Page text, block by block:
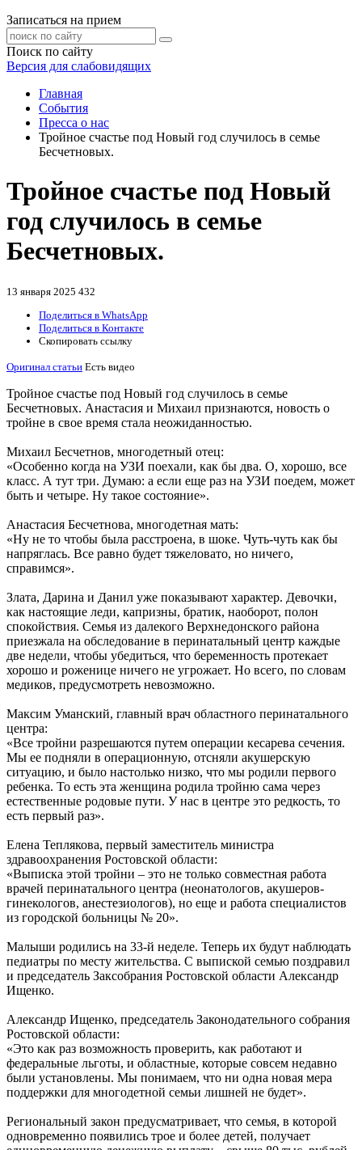
Записаться на прием
Поиск по сайту
Версия для слабовидящих
Главная
События
Пресса о нас
Тройное счастье под Новый год случилось в семье
Бесчетновых.
Тройное счастье под Новый
год случилось в семье
Бесчетновых.
13 января 2025 432
Поделиться в WhatsApp
Поделиться в Контакте
Скопировать ссылку
Оригинал статьи Есть видео
Тройное счастье под Новый год случилось в семье
Бесчетновых. Анастасия и Михаил признаются, новость о
тройне в свое время стала неожиданностью.
Михаил Бесчетнов, многодетный отец:
«Особенно когда на УЗИ поехали, как бы два. О, хорошо, все
класс. А тут три. Думаю: а если еще раз на УЗИ поедем, может
быть и четыре. Ну такое состояние».
Анастасия Бесчетнова, многодетная мать:
«Ну не то чтобы была расстроена, в шоке. Чуть-чуть как бы
напряглась. Все равно будет тяжеловато, но ничего,
справимся».
Злата, Дарина и Данил уже показывают характер. Девочки,
как настоящие леди, капризны, братик, наоборот, полон
спокойствия. Семья из далекого Верхнедонского района
приезжала на обследование в перинатальный центр каждые
две недели, чтобы убедиться, что беременность протекает
хорошо и роженице ничего не угрожает. Но всего, по словам
медиков, предусмотреть невозможно.
Максим Уманский, главный врач областного перинатального
центра:
«Все тройни разрешаются путем операции кесарева сечения.
Мы ее подняли в операционную, отсняли акушерскую
ситуацию, и было настолько низко, что мы родили первого
ребенка. То есть эта женщина родила тройню сама через
естественные родовые пути. У нас в центре это редкость, то
есть первый раз».
Елена Теплякова, первый заместитель министра
здравоохранения Ростовской области:
«Выписка этой тройни – это не только совместная работа
врачей перинатального центра (неонатологов, акушеров-
гинекологов, анестезиологов), но еще и работа специалистов
из городской больницы № 20».
Малыши родились на 33-й неделе. Теперь их будут наблюдать
педиатры по месту жительства. С выпиской семью поздравил
и председатель Заксобрания Ростовской области Александр
Ищенко.
Александр Ищенко, председатель Законодательного собрания
Ростовской области:
«Это как раз возможность проверить, как работают и
федеральные льготы, и областные, которые совсем недавно
были установлены. Мы понимаем, что ни одна новая мера
поддержки для многодетной семьи лишней не будет».
Региональный закон предусматривает, что семья, в которой
одновременно появились трое и более детей, получает